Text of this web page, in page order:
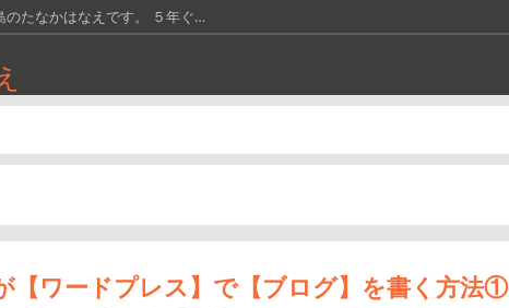
のたなかはなえです。 ５年ぐ…
のたなかはなえです。 引き寄…
【ワードプレス】で【ブログ】を書く方法①